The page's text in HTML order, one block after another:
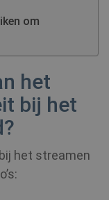
om
het
bij het
het streamen